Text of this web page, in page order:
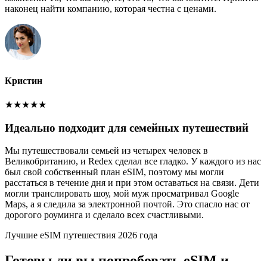
наконец найти компанию, которая честна с ценами.
Кристин
★★★★★
Идеально подходит для семейных путешествий
Мы путешествовали семьей из четырех человек в
Великобританию, и Redex сделал все гладко. У каждого из нас
был свой собственный план eSIM, поэтому мы могли
расстаться в течение дня и при этом оставаться на связи. Дети
могли транслировать шоу, мой муж просматривал Google
Maps, а я следила за электронной почтой. Это спасло нас от
дорогого роуминга и сделало всех счастливыми.
Лучшие eSIM путешествия 2026 года